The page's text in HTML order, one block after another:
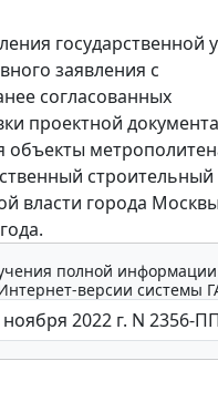
государственной
заявления с
согласованных
проектной
объекты
строительный
власти города
полной
версии системы